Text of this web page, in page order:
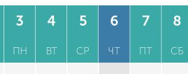
3
ПН
4
ВТ
5
СР
6
ЧТ
7
ПТ
8
СБ